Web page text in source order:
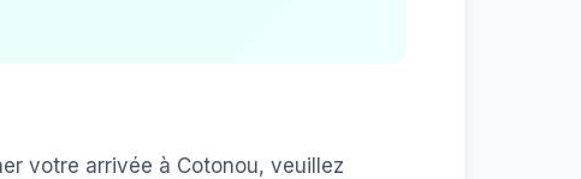
votre arrivée à Cotonou, veuillez